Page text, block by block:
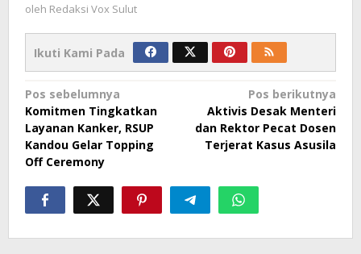
oleh Redaksi Vox Sulut
Ikuti Kami Pada
Navigasi
pos
Pos sebelumnya
Komitmen Tingkatkan
Layanan Kanker, RSUP
Kandou Gelar Topping
Off Ceremony
Pos berikutnya
Aktivis Desak Menteri
dan Rektor Pecat Dosen
Terjerat Kasus Asusila